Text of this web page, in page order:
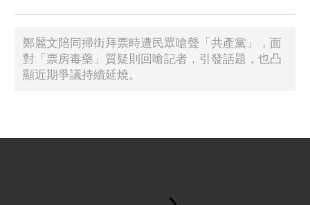
鄭麗文陪同掃街拜票時遭民眾嗆聲「共產黨」，面
對「票房毒藥」質疑則回嗆記者，引發話題，也凸
顯近期爭議持續延燒。